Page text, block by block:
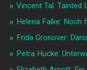
Vincent Tal: Tainted
Helena Falke: Noch
Frida Gronover:
Petra Hucke: